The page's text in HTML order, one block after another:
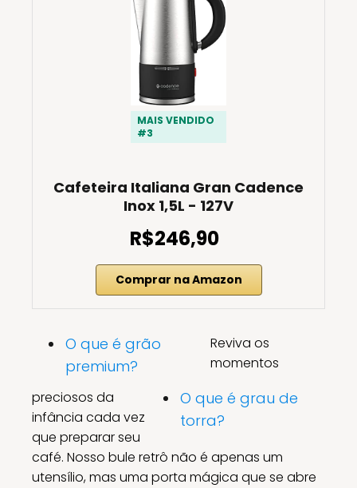
MAIS VENDIDO
#3
Cafeteira Italiana Gran Cadence
Inox 1,5L - 127V
R$246,90
Comprar na Amazon
O que é grão
premium?
O que é grau de
torra?
Reviva os
momentos
preciosos da
infância cada vez
que preparar seu
café. Nosso bule retrô não é apenas um
utensílio, mas uma porta mágica que se abre